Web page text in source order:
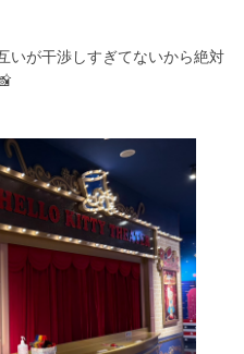
いが干渉しすぎてないから絶対